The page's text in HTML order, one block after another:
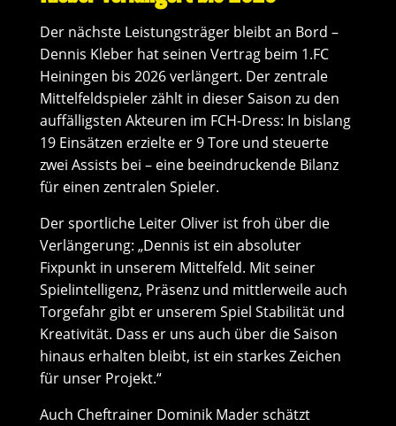
Der nächste Leistungsträger bleibt an Bord –
Dennis Kleber hat seinen Vertrag beim 1.FC
Heiningen bis 2026 verlängert. Der zentrale
Mittelfeldspieler zählt in dieser Saison zu den
auffälligsten Akteuren im FCH-Dress: In bislang
19 Einsätzen erzielte er 9 Tore und steuerte
zwei Assists bei – eine beeindruckende Bilanz
für einen zentralen Spieler.
Der sportliche Leiter Oliver ist froh über die
Verlängerung: „Dennis ist ein absoluter
Fixpunkt in unserem Mittelfeld. Mit seiner
Spielintelligenz, Präsenz und mittlerweile auch
Torgefahr gibt er unserem Spiel Stabilität und
Kreativität. Dass er uns auch über die Saison
hinaus erhalten bleibt, ist ein starkes Zeichen
für unser Projekt.“
Auch Cheftrainer Dominik Mader schätzt